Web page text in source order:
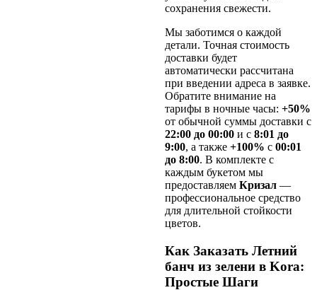
сохранения свежести.
Мы заботимся о каждой
детали. Точная стоимость
доставки будет
автоматически рассчитана
при введении адреса в заявке.
Обратите внимание на
тарифы в ночные часы: +50%
от обычной суммы доставки с
22:00 до 00:00и с 8:01 до
9:00, а также +100% с 00:01
до 8:00. В комплекте с
каждым букетом мы
предоставляем Кризал—
профессиональное средство
для длительной стойкости
цветов.
Как Заказать Летний
банч из зелени в Kora:
Простые Шаги